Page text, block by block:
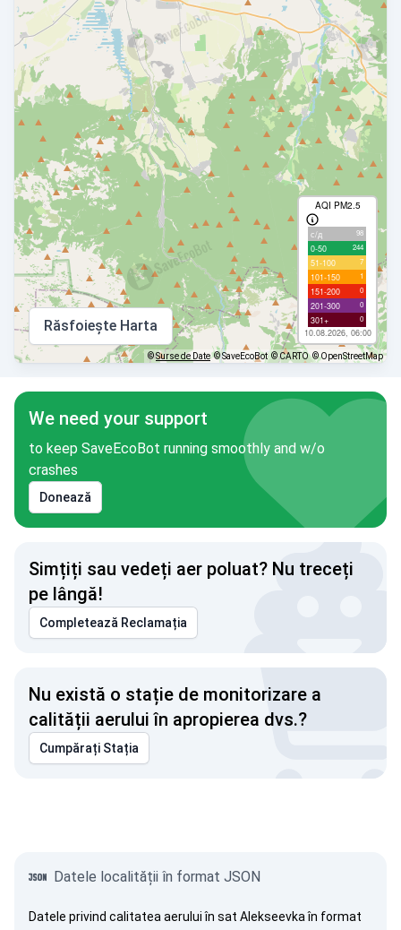
AQI PM2.5
с/д 98
0-50 244
51-100 7
101-150 1
151-200 0
201-300 0
301+ 0
10.08.2026, 06:00
Răsfoiește Harta
©Surse de Date © SaveEcoBot © CARTO © OpenStreetMap
We need your support
to keep SaveEcoBot running smoothly and w/o
crashes
Donează
Simțiți sau vedeți aer poluat? Nu treceți
pe lângă!
Completează Reclamația
Nu există o stație de monitorizare a
calității aerului în apropierea dvs.?
Cumpărați Stația
Datele localității în format JSON
Datele privind calitatea aerului în sat Alekseevka în format